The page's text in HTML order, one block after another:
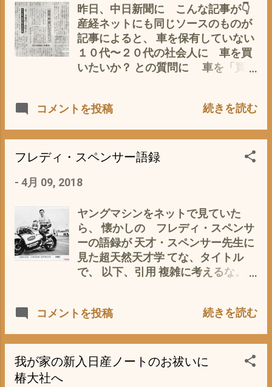
だって、 受取のサインと住所と、拇
印も(ﾟ∀ﾟ) 記入するだけ なんか気
持ち悪〜い が、 またまた素直に
^^; サイン他記入 後で、マジマジと
眺める(p_-) 普通は、青とか赤と
な紙質 これは👆最近 お祓いに行った
指導とします だって^^; ちなみに裏
面も まっ、当たり前っちゃ 当たり
とを 毎日しっかり守るって、 ほん
りがたい ご忠告だと 肝に銘じ 安
全運転に心がけたいと・・・・・ あ
と1年で、ゴールドカード(^^) 運転歴
40年で初めて、5年間無事故無違反
に^^; 何事も、平和で、健康・家内安
に鎮座
昨日、中日新聞に こんな記事が👇
産経ネットにも同じソースのものが
記事によると、 車を保有していない
１０代〜２０代の社会人に 車を買
いたいか？ との質問に 車を「買い
いたくない」（２５％）と合わせる
理由は、 「買わなくても生活でき
る」が３３％と最多。これに「駐車
る」（２７％）、「お金はクルマ以
た。 てなことを^^; で、 非保有者の
うち購入意向のある３６６人に関心
のある車の利用方法を尋ねると、レ
ンタカーが最も多く７１％。複数の
人が同じ車両を共同利用するカーシ
若者の半分以上は、 お金がないから
っ、確かに車は、お金がかかります
よね^^; 私なりに、ザックリと計算す
コメントを投稿 続きを読む
フレディ・スペンサー語録
- 4月 09, 2018
ヤングマシンをネットで見ていた
ら、 懐かしの フレディ・スペンサ
ーの語録が 天才・スペンサー先生に
見た超天然天才学 てな、タイトル
で、 以下、引用 複雑に考えるな。真
リングに関して多くの人が犯してい
の弧と認識していることだ。実際は
違う。直線的にコーナーに進入し、
コメントを投稿 続きを読む
我が家の新入日産ノートのお祓いに
椿大社へ